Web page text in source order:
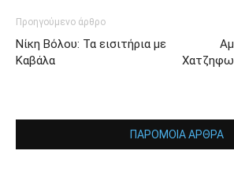
Προηγούμενο άρθρο
Νίκη Βόλου: Τα εισιτήρια με
Καβάλα
ΠΑΡΟΜΟΙΑ ΑΡΘΡΑ